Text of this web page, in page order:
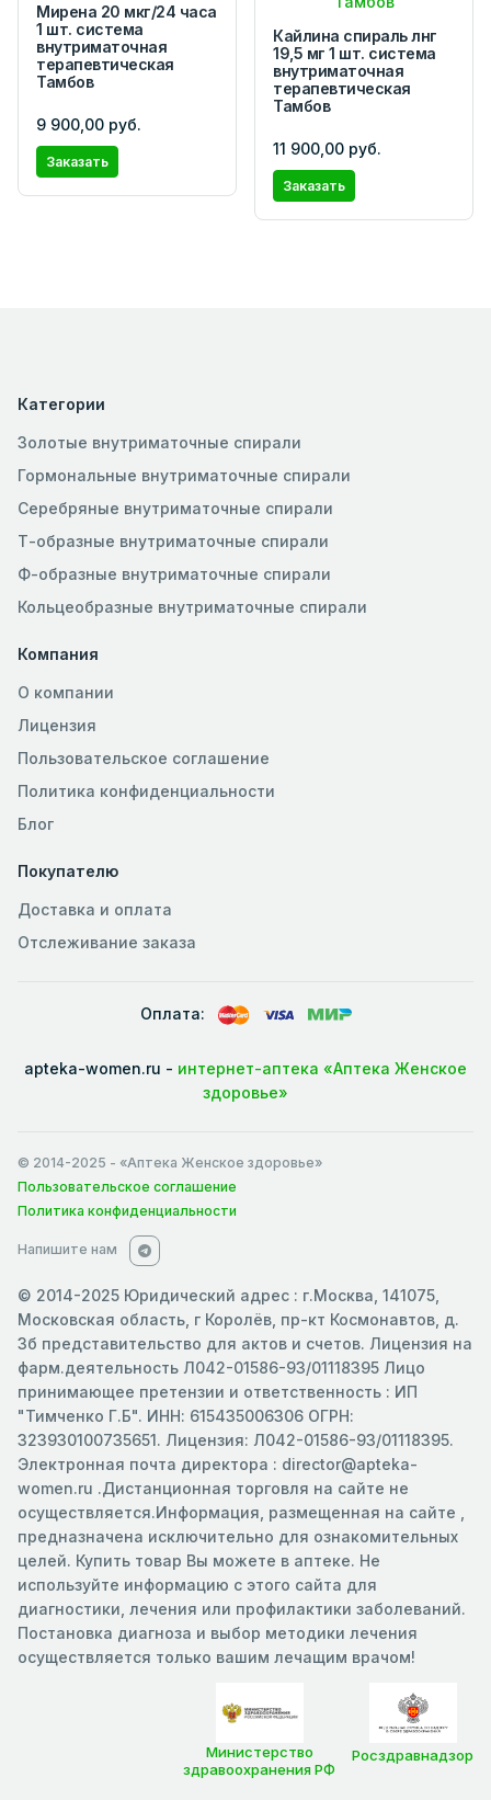
Мирена 20 мкг/24 часа
1 шт. система
внутриматочная
терапевтическая
Тамбов
9 900,00 руб.
Заказать
Кайлина спираль лнг
19,5 мг 1 шт. система
внутриматочная
терапевтическая
Тамбов
11 900,00 руб.
Заказать
Категории
Золотые внутриматочные спирали
Гормональные внутриматочные спирали
Серебряные внутриматочные спирали
Т-образные внутриматочные спирали
Ф-образные внутриматочные спирали
Кольцеобразные внутриматочные спирали
Компания
О компании
Лицензия
Пользовательское соглашение
Политика конфиденциальности
Блог
Покупателю
Доставка и оплата
Отслеживание заказа
Оплата:
apteka-women.ru - интернет-аптека «Аптека Женское
здоровье»
© 2014-2025 - «Аптека Женское здоровье»
Пользовательское соглашение
Политика конфиденциальности
Напишите нам
© 2014-2025 Юридический адрес : г.Москва, 141075,
Московская область, г Королёв, пр-кт Космонавтов, д.
3б представительство для актов и счетов. Лицензия на
фарм.деятельность Л042-01586-93/01118395 Лицо
принимающее претензии и ответственность : ИП
"Тимченко Г.Б". ИНН: 615435006306 ОГРН:
323930100735651. Лицензия: Л042-01586-93/01118395.
Электронная почта директора : director@apteka-
women.ru .Дистанционная торговля на сайте не
осуществляется.Информация, размещенная на сайте ,
предназначена исключительно для ознакомительных
целей. Купить товар Вы можете в аптеке. Не
используйте информацию с этого сайта для
диагностики, лечения или профилактики заболеваний.
Постановка диагноза и выбор методики лечения
осуществляется только вашим лечащим врачом!
Росздравнадзор
Министерство
здравоохранения РФ